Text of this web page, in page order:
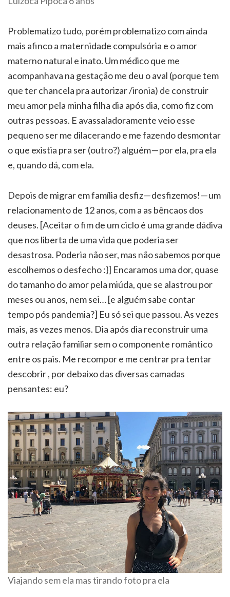
Problematizo tudo, porém problematizo com ainda
mais afinco a maternidade compulsória e o amor
materno natural e inato. Um médico que me
acompanhava na gestação me deu o aval (porque tem
que ter chancela pra autorizar /ironia) de construir
meu amor pela minha filha dia após dia, como fiz com
outras pessoas. E avassaladoramente veio esse
pequeno ser me dilacerando e me fazendo desmontar
o que existia pra ser (outro?) alguém — por ela, pra ela
e, quando dá, com ela.
Depois de migrar em família desfiz — desfizemos! — um
relacionamento de 12 anos, com a as bêncaos dos
deuses. [Aceitar o fim de um ciclo é uma grande dádiva
que nos liberta de uma vida que poderia ser
desastrosa. Poderia não ser, mas não sabemos porque
escolhemos o desfecho :}] Encaramos uma dor, quase
do tamanho do amor pela miúda, que se alastrou por
meses ou anos, nem sei… [e alguém sabe contar
tempo pós pandemia?] Eu só sei que passou. As vezes
mais, as vezes menos. Dia após dia reconstruir uma
outra relação familiar sem o componente romântico
entre os pais. Me recompor e me centrar pra tentar
descobrir , por debaixo das diversas camadas
pensantes: eu?
Viajando sem ela mas tirando foto pra ela